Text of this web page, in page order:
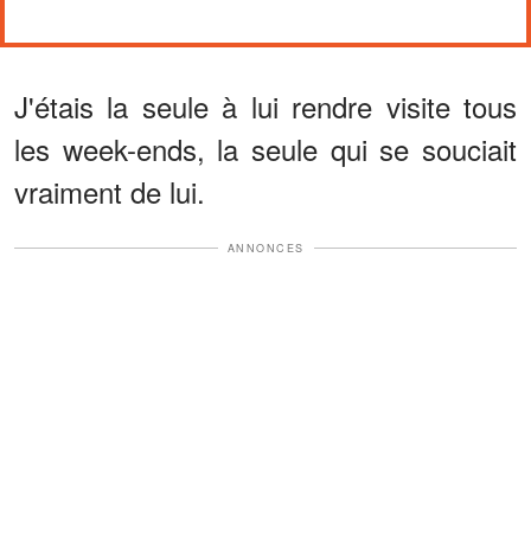
J'étais la seule à lui rendre visite tous
les week-ends, la seule qui se souciait
vraiment de lui.
ANNONCES